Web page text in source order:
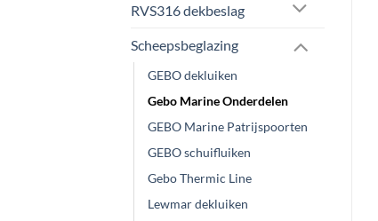
RVS316 dekbeslag
Scheepsbeglazing
GEBO dekluiken
Gebo Marine Onderdelen
GEBO Marine Patrijspoorten
GEBO schuifluiken
Gebo Thermic Line
Lewmar dekluiken